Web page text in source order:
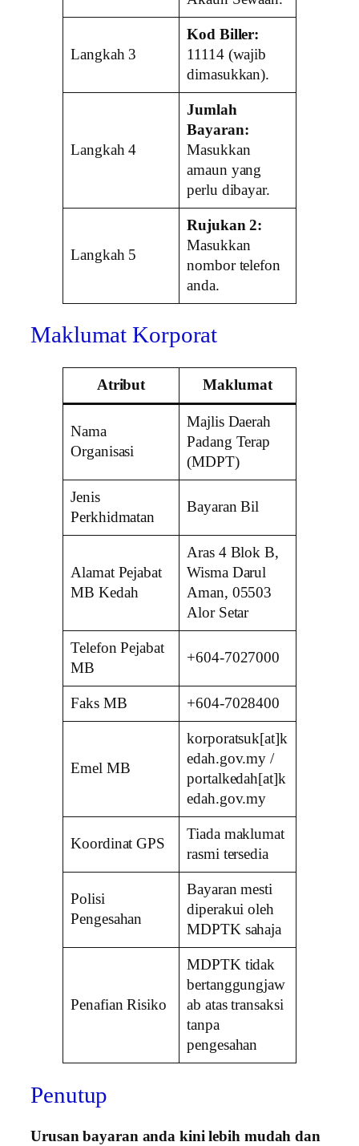
Langkah 3
Kod Biller:
11114 (wajib
dimasukkan).
Langkah 4
Jumlah
Bayaran:
Masukkan
amaun yang
perlu dibayar.
Langkah 5
Rujukan 2:
Masukkan
nombor telefon
anda.
Maklumat Korporat
Atribut Maklumat
Nama
Organisasi
Majlis Daerah
Padang Terap
(MDPT)
Jenis
Perkhidmatan
Bayaran Bil
Alamat Pejabat
MB Kedah
Aras 4 Blok B,
Wisma Darul
Aman, 05503
Alor Setar
Telefon Pejabat
MB
+604-7027000
Faks MB +604-7028400
Emel MB
korporatsuk[at]k
edah.gov.my /
portalkedah[at]k
edah.gov.my
Koordinat GPS
Tiada maklumat
rasmi tersedia
Polisi
Pengesahan
Bayaran mesti
diperakui oleh
MDPTK sahaja
Penafian Risiko
MDPTK tidak
bertanggungjaw
ab atas transaksi
tanpa
pengesahan
Penutup
Urusan bayaran anda kini lebih mudah dan